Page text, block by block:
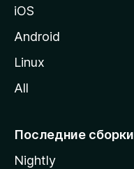
у
M
i
l
iOS
Android
Linux
All
Последние сборки
Nightly